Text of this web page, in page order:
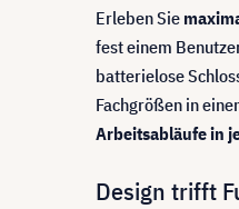
Erleben Sie
fest einem
batterielose
Fachgrößen in
Arbeitsabläufe in
Design trifft